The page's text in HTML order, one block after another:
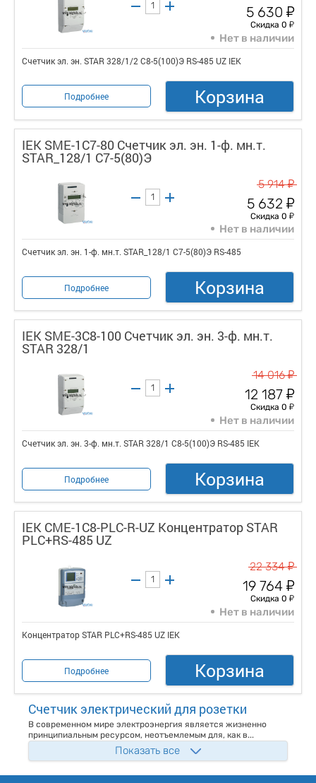
5 630 у
Скидка 0 у
Нет в наличии
Счетчик эл. эн. STAR 328/1/2 С8-5(100)Э RS-485 UZ IEK
Подробнее Корзина
IEK SME-1C7-80 Счетчик эл. эн. 1-ф. мн.т.
STAR_128/1 С7-5(80)Э
5 914у
5 632 у
Скидка 0 у
Нет в наличии
Счетчик эл. эн. 1-ф. мн.т. STAR_128/1 С7-5(80)Э RS-485
Подробнее Корзина
IEK SME-3C8-100 Счетчик эл. эн. 3-ф. мн.т.
STAR 328/1
14 016у
12 187 у
Скидка 0 у
Нет в наличии
Счетчик эл. эн. 3-ф. мн.т. STAR 328/1 С8-5(100)Э RS-485 IEK
Подробнее Корзина
IEK CME-1C8-PLC-R-UZ Концентратор STAR
PLC+RS-485 UZ
22 334у
19 764 у
Скидка 0 у
Нет в наличии
Концентратор STAR PLC+RS-485 UZ IEK
Подробнее Корзина
Счетчик электрический для розетки
В современном мире электроэнергия является жизненно
принципиальным ресурсом, неотъемлемым для, как в...
Показать все